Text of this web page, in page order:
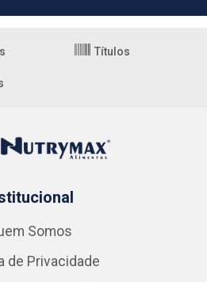
Títulos
Somos
de Privacidade